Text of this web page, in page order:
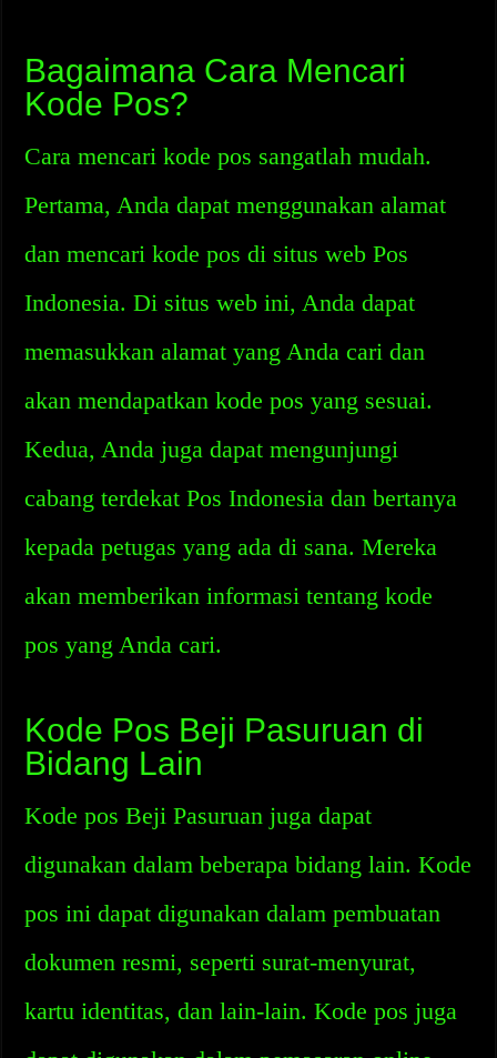
Bagaimana Cara Mencari
Kode Pos?
Cara mencari kode pos sangatlah mudah.
Pertama, Anda dapat menggunakan alamat
dan mencari kode pos di situs web Pos
Indonesia. Di situs web ini, Anda dapat
memasukkan alamat yang Anda cari dan
akan mendapatkan kode pos yang sesuai.
Kedua, Anda juga dapat mengunjungi
cabang terdekat Pos Indonesia dan bertanya
kepada petugas yang ada di sana. Mereka
akan memberikan informasi tentang kode
pos yang Anda cari.
Kode Pos Beji Pasuruan di
Bidang Lain
Kode pos Beji Pasuruan juga dapat
digunakan dalam beberapa bidang lain. Kode
pos ini dapat digunakan dalam pembuatan
dokumen resmi, seperti surat-menyurat,
kartu identitas, dan lain-lain. Kode pos juga